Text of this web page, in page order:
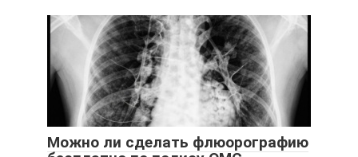
Можно ли сделать флюорографию